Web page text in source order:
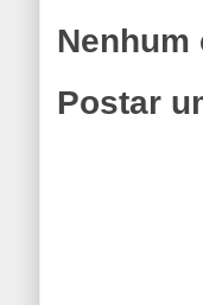
Nenhum
Postar